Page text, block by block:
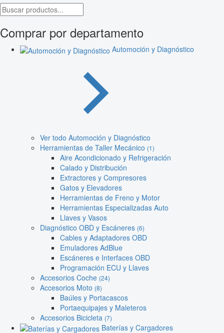
Comprar por departamento
Automoción y Diagnóstico
Ver todo Automoción y Diagnóstico
Herramientas de Taller Mecánico (1)
Aire Acondicionado y Refrigeración
Calado y Distribución
Extractores y Compresores
Gatos y Elevadores
Herramientas de Freno y Motor
Herramientas Especializadas Auto
Llaves y Vasos
Diagnóstico OBD y Escáneres (6)
Cables y Adaptadores OBD
Emuladores AdBlue
Escáneres e Interfaces OBD
Programación ECU y Llaves
Accesorios Coche (24)
Accesorios Moto (8)
Baúles y Portacascos
Portaequipajes y Maleteros
Accesorios Bicicleta (7)
Baterías y Cargadores